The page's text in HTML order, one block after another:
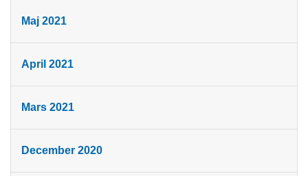
Maj 2021
April 2021
Mars 2021
December 2020